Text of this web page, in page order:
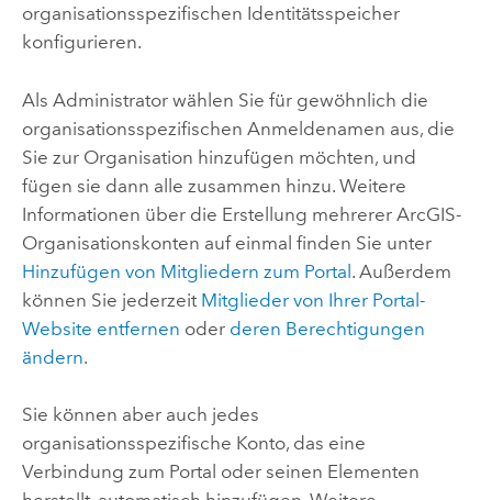
organisationsspezifischen Identitätsspeicher
konfigurieren.
Als Administrator wählen Sie für gewöhnlich die
organisationsspezifischen Anmeldenamen aus, die
Sie zur Organisation hinzufügen möchten, und
fügen sie dann alle zusammen hinzu. Weitere
Informationen über die Erstellung mehrerer ArcGIS-
Organisationskonten auf einmal finden Sie unter
Hinzufügen von Mitgliedern zum Portal. Außerdem
können Sie jederzeit Mitglieder von Ihrer Portal-
Website entfernen oder deren Berechtigungen
ändern.
Sie können aber auch jedes
organisationsspezifische Konto, das eine
Verbindung zum Portal oder seinen Elementen